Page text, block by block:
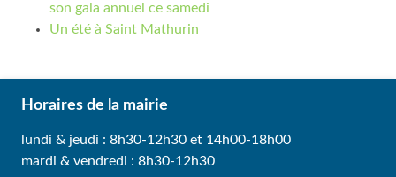
son gala annuel ce samedi
Un été à Saint Mathurin
Horaires de la mairie
lundi & jeudi : 8h30-12h30 et 14h00-18h00
mardi & vendredi : 8h30-12h30